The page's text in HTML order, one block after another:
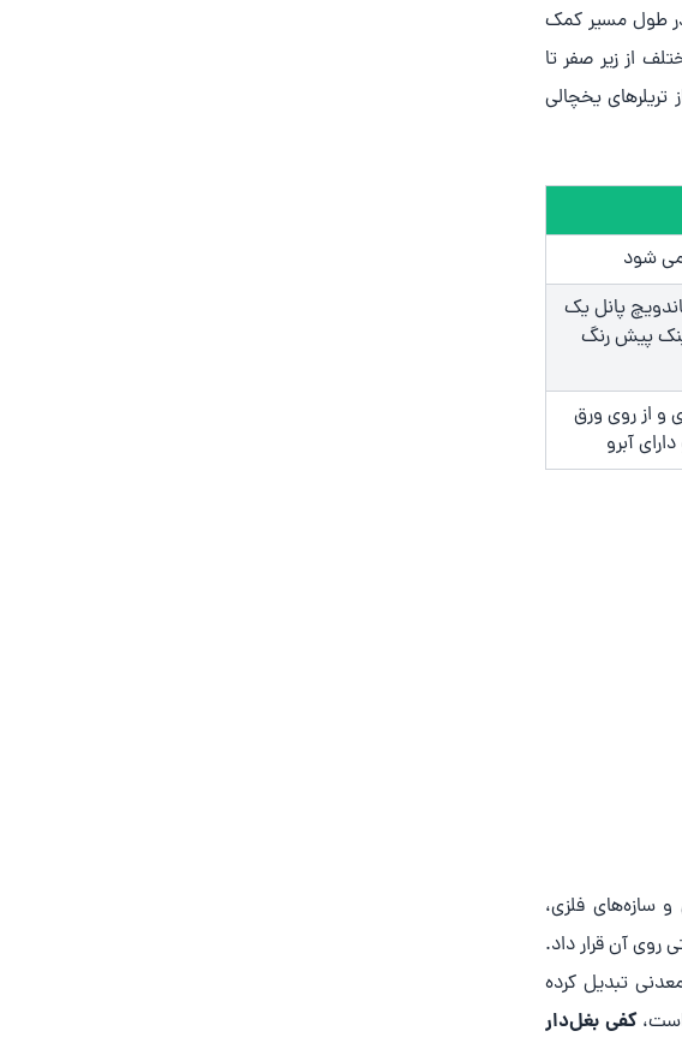
در طول مسیر کمک
از زیر صفر تا
یخچالی
می شود
پانل یک
پیش رنگ
پانل 5 سانتی متری و از روی ورق
سازه‌های فلزی،
روی آن قرار داد.
تبدیل کرده
است،کفی بغل‌دار